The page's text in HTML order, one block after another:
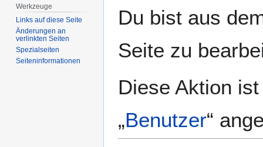
Navigation
Suche
Du bist aus
Seite zu
Diese Aktion
„Benutzer“
Werkzeuge
Links auf diese Seite
Änderungen an
verlinkten Seiten
Spezialseiten
Seiten­­informationen